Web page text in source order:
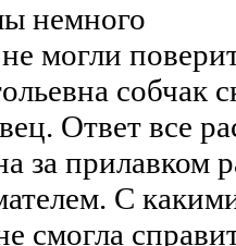
немного
могли
собчак
Ответ все
за прилавком
С
смогла